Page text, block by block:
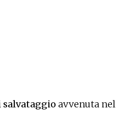
salvataggio avvenuta nel